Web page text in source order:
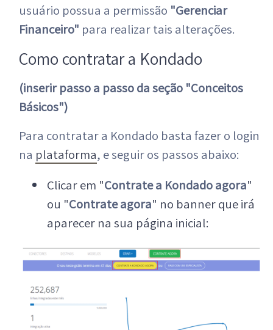
usuário possua a permissão "Gerenciar
Financeiro" para realizar tais alterações.
Como contratar a Kondado
(inserir passo a passo da seção "Conceitos
Básicos")
Para contratar a Kondado basta fazer o login
na plataforma, e seguir os passos abaixo:
Clicar em "Contrate a Kondado agora"
ou "Contrate agora" no banner que irá
aparecer na sua página inicial: